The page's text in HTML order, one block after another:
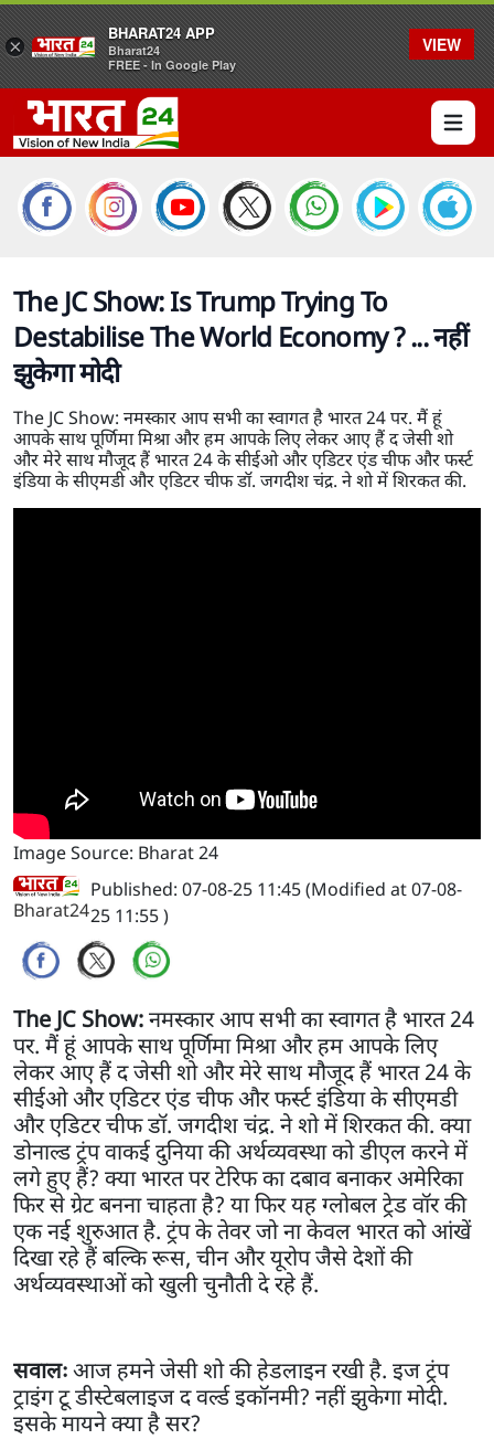
Open
The JC Show: Is Trump Trying To
Destabilise The World Economy ? ... नहीं
झुकेगा मोदी
The JC Show: नमस्कार आप सभी का स्वागत है भारत 24 पर. मैं हूं
आपके साथ पूर्णिमा मिश्रा और हम आपके लिए लेकर आए हैं द जेसी शो
और मेरे साथ मौजूद हैं भारत 24 के सीईओ और एडिटर एंड चीफ और फर्स्ट
इंडिया के सीएमडी और एडिटर चीफ डॉ. जगदीश चंद्र. ने शो में शिरकत की.
Image Source: Bharat 24
Bharat24
Published: 07-08-25 11:45 (Modified at 07-08-
25 11:55 )
The JC Show:नमस्कार आप सभी का स्वागत है भारत 24
पर. मैं हूं आपके साथ पूर्णिमा मिश्रा और हम आपके लिए
लेकर आए हैं द जेसी शो और मेरे साथ मौजूद हैं भारत 24 के
सीईओ और एडिटर एंड चीफ और फर्स्ट इंडिया के सीएमडी
और एडिटर चीफ डॉ. जगदीश चंद्र. ने शो में शिरकत की. क्या
डोनाल्ड ट्रंप वाकई दुनिया की अर्थव्यवस्था को डीएल करने में
लगे हुए हैं? क्या भारत पर टेरिफ का दबाव बनाकर अमेरिका
फिर से ग्रेट बनना चाहता है? या फिर यह ग्लोबल ट्रेड वॉर की
एक नई शुरुआत है. ट्रंप के तेवर जो ना केवल भारत को आंखें
दिखा रहे हैं बल्कि रूस, चीन और यूरोप जैसे देशों की
अर्थव्यवस्थाओं को खुली चुनौती दे रहे हैं.
सवालःआज हमने जेसी शो की हेडलाइन रखी है. इज ट्रंप
ट्राइंग टू डीस्टेबलाइज द वर्ल्ड इकॉनमी? नहीं झुकेगा मोदी.
इसके मायने क्या है सर?
×
BHARAT24 APP
Bharat24
FREE - In Google Play
VIEW